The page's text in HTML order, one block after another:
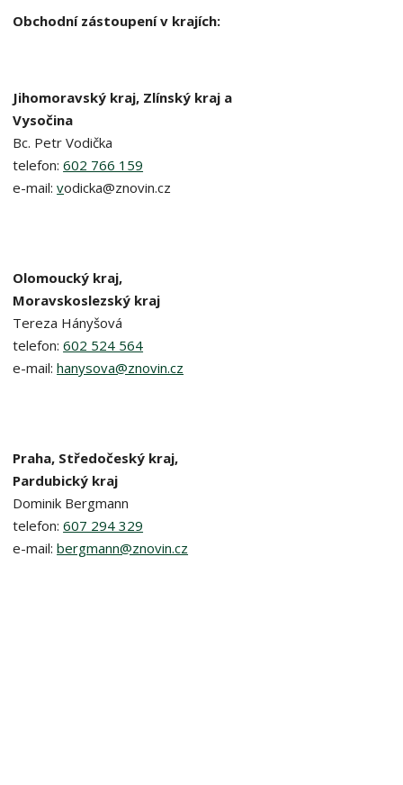
Obchodní zástoupení v krajích:
Jihomoravský kraj, Zlínský kraj a
Vysočina
Bc. Petr Vodička
telefon:602 766 159
e-mail:vodicka@znovin.cz
Olomoucký kraj,
Moravskoslezský kraj​
Tereza Hányšová
telefon:602 524 564
e-mail:hanysova@znovin.cz
Praha, Středočeský kraj,
Pardubický kraj​
Dominik Bergmann
telefon:607 294 329
e-mail:bergmann@znovin.cz